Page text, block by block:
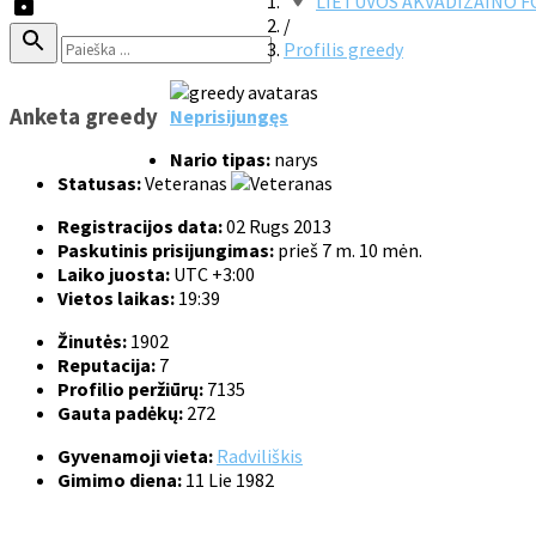
/
Profilis greedy
Anketa greedy Neprisijungęs
Nario tipas: narys
Statusas:Veteranas
Registracijos data:02 Rugs 2013
Paskutinis prisijungimas: prieš 7 m. 10 mėn.
Laiko juosta: UTC +3:00
Vietos laikas: 19:39
Žinutės: 1902
Reputacija: 7
Profilio peržiūrų: 7135
Gauta padėkų: 272
Gyvenamoji vieta: Radviliškis
Gimimo diena: 11 Lie 1982